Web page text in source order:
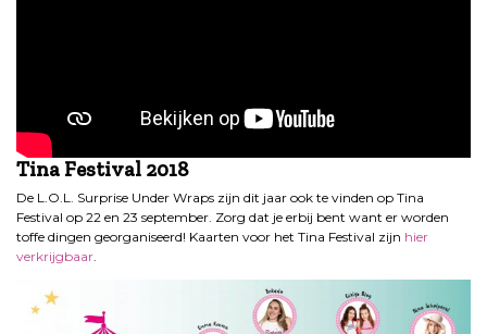
Tina Festival 2018
De L.O.L. Surprise Under Wraps zijn dit jaar ook te vinden op Tina
Festival op 22 en 23 september. Zorg dat je erbij bent want er worden
toffe dingen georganiseerd! Kaarten voor het Tina Festival zijn hier
verkrijgbaar.